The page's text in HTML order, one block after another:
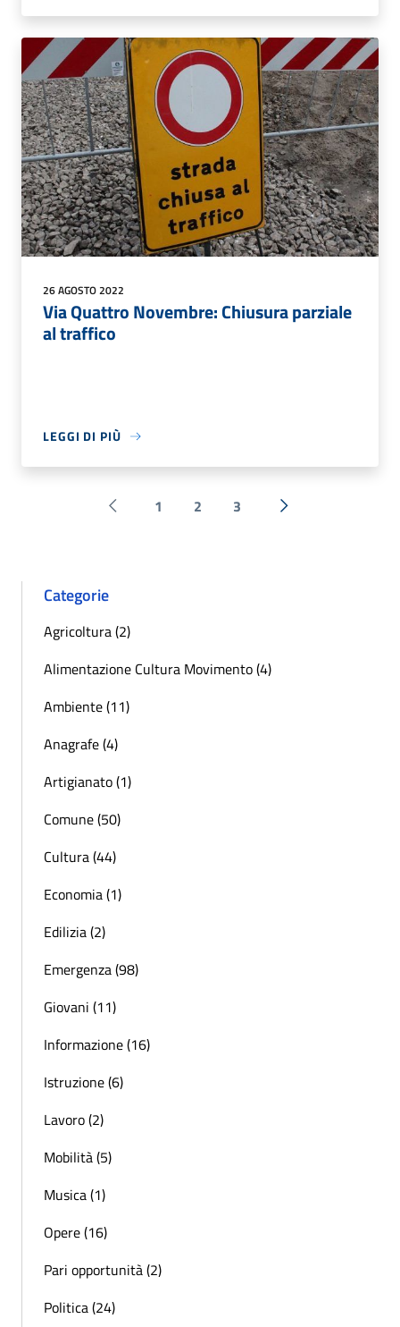
26 AGOSTO 2022
Via Quattro Novembre: Chiusura parziale
al traffico
LEGGI DI PIÙ
Pagina precedente
1 2 3 Successiva »
Categorie
Agricoltura (2)
Alimentazione Cultura Movimento (4)
Ambiente (11)
Anagrafe (4)
Artigianato (1)
Comune (50)
Cultura (44)
Economia (1)
Edilizia (2)
Emergenza (98)
Giovani (11)
Informazione (16)
Istruzione (6)
Lavoro (2)
Mobilità (5)
Musica (1)
Opere (16)
Pari opportunità (2)
Politica (24)